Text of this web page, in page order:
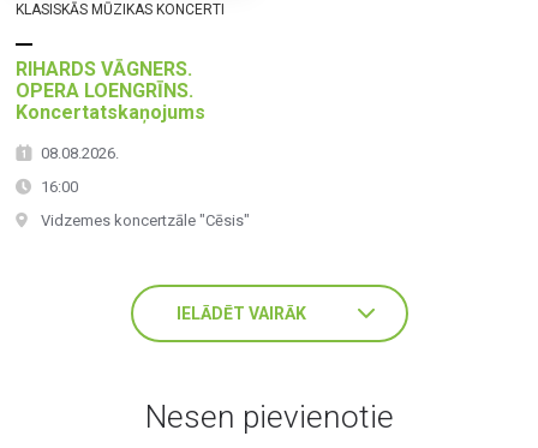
KLASISKĀS MŪZIKAS KONCERTI
RIHARDS VĀGNERS.
OPERA LOENGRĪNS.
Koncertatskaņojums
08.08.2026.
16:00
Vidzemes koncertzāle "Cēsis"
IELĀDĒT VAIRĀK
Nesen pievienotie